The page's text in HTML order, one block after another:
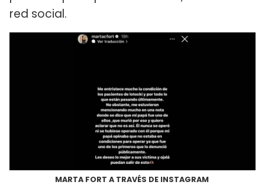
red social.
MARTA FORT A TRAVÉS DE INSTAGRAM